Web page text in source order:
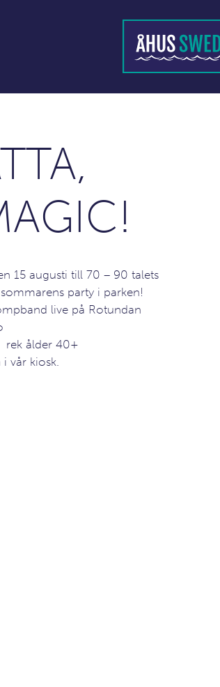
15 augusti till 70 – 90 talets
party i parken!
live på Rotundan
rek ålder 40+
vår kiosk.